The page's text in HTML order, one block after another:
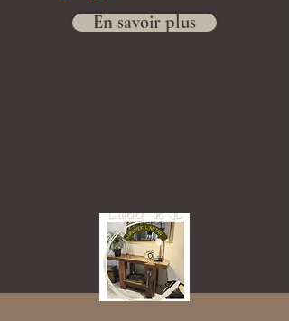
En savoir plus